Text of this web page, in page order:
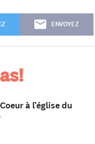
ENVOYEZ
à l’église du